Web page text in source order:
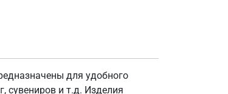
для удобного
сувениров и т.д. Изделия